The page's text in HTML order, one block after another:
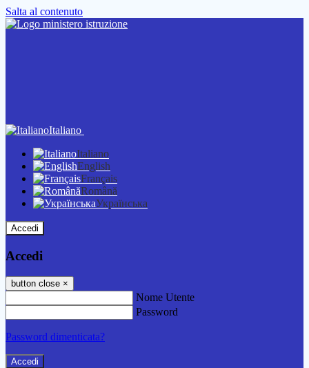
Salta al contenuto
Italiano
Italiano
English
Français
Română
Українська
Accedi
Accedi
button close ×
Nome Utente
Password
Password dimenticata?